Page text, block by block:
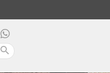
search